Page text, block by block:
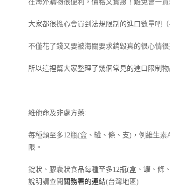
在海外購物很便利，價格又實惠！難免會一買
大家都很擔心會買到法規限制的進口數量吧
不僅花了錢又要被海關要求銷毀真的很心情很
所以這裡幫大家整理了幾個常見的進口限制物
維他命及非處方藥:
每種類至多12瓶(盒、罐、條、支)，例維生
限。
錠狀、膠囊狀食品每種至多12瓶(盒、罐、條
說明請查閱 關務署的連結(台灣地區)